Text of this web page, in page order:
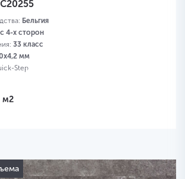
Бельгия
с 4-х сторон
33 класс
мм
Step
м2